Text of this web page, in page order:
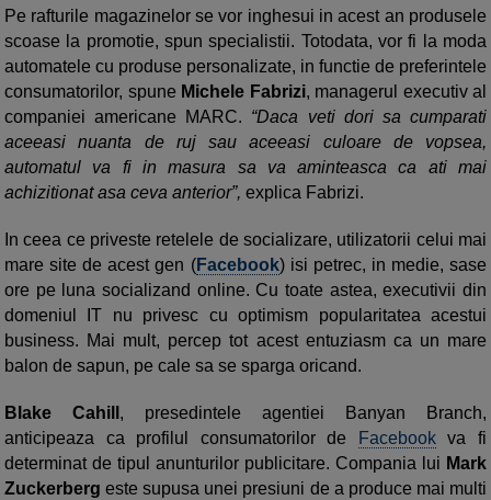
Pe rafturile magazinelor se vor inghesui in acest an produsele
scoase la promotie, spun specialistii. Totodata, vor fi la moda
automatele cu produse personalizate, in functie de preferintele
consumatorilor, spune Michele Fabrizi, managerul executiv al
companiei americane MARC. “Daca veti dori sa cumparati
aceeasi nuanta de ruj sau aceeasi culoare de vopsea,
automatul va fi in masura sa va aminteasca ca ati mai
achizitionat asa ceva anterior”, explica Fabrizi.
In ceea ce priveste retelele de socializare, utilizatorii celui mai
mare site de acest gen (Facebook) isi petrec, in medie, sase
ore pe luna socializand online. Cu toate astea, executivii din
domeniul IT nu privesc cu optimism popularitatea acestui
business. Mai mult, percep tot acest entuziasm ca un mare
balon de sapun, pe cale sa se sparga oricand.
Blake Cahill , presedintele agentiei Banyan Branch,
anticipeaza ca profilul consumatorilor de
Facebookva fi
determinat de tipul anunturilor publicitare. Compania lui Mark
Zuckerberg este supusa unei presiuni de a produce mai multi